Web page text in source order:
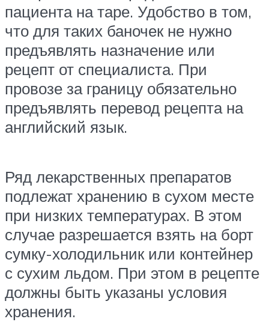
пациента на таре. Удобство в том,
что для таких баночек не нужно
предъявлять назначение или
рецепт от специалиста. При
провозе за границу обязательно
предъявлять перевод рецепта на
английский язык.
Ряд лекарственных препаратов
подлежат хранению в сухом месте
при низких температурах. В этом
случае разрешается взять на борт
сумку-холодильник или контейнер
с сухим льдом. При этом в рецепте
должны быть указаны условия
хранения.